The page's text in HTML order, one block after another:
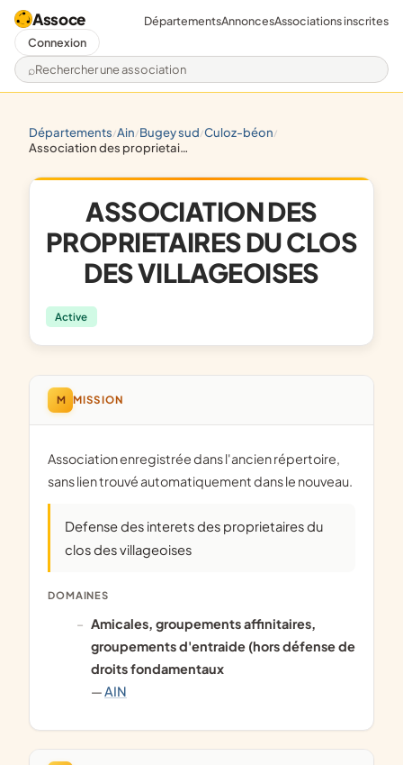
Assoce
Rechercher une association
DépartementsAnnoncesAssociations inscrites
Connexion
départements/ ain/ bugey sud/ culoz-béon/
association des proprietaires du clos des villageoises
ASSOCIATION DES
PROPRIETAIRES DU CLOS
DES VILLAGEOISES
Active
M MISSION
Association enregistrée dans l'ancien répertoire,
sans lien trouvé automatiquement dans le nouveau.
Defense des interets des proprietaires du
clos des villageoises
DOMAINES
amicales, groupements affinitaires,
groupements d'entraide (hors défense de
droits fondamentaux
—AIN